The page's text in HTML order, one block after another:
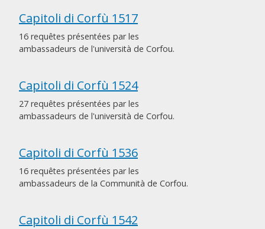
Capitoli di Corfù 1517
16 requêtes présentées par les
ambassadeurs de l'università de Corfou.
Capitoli di Corfù 1524
27 requêtes présentées par les
ambassadeurs de l'università de Corfou.
Capitoli di Corfù 1536
16 requêtes présentées par les
ambassadeurs de la Communità de Corfou.
Capitoli di Corfù 1542